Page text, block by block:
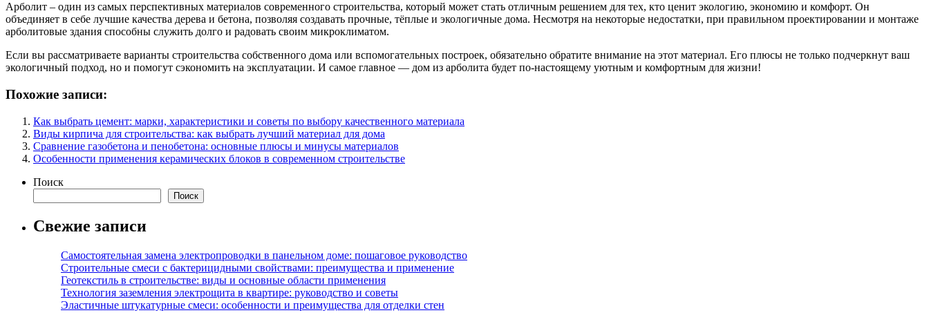
Арболит – один из самых перспективных материалов современного строительства, который может стать отличным решением для тех, кто ценит экологию, экономию и комфорт. Он
объединяет в себе лучшие качества дерева и бетона, позволяя создавать прочные, тёплые и экологичные дома. Несмотря на некоторые недостатки, при правильном проектировании и монтаже
арболитовые здания способны служить долго и радовать своим микроклиматом.
Если вы рассматриваете варианты строительства собственного дома или вспомогательных построек, обязательно обратите внимание на этот материал. Его плюсы не только подчеркнут ваш
экологичный подход, но и помогут сэкономить на эксплуатации. И самое главное — дом из арболита будет по-настоящему уютным и комфортным для жизни!
Похожие записи:
Как выбрать цемент: марки, характеристики и советы по выбору качественного материала
Виды кирпича для строительства: как выбрать лучший материал для дома
Сравнение газобетона и пенобетона: основные плюсы и минусы материалов
Особенности применения керамических блоков в современном строительстве
Поиск
Поиск
Свежие записи
Самостоятельная замена электропроводки в панельном доме: пошаговое руководство
Строительные смеси с бактерицидными свойствами: преимущества и применение
Геотекстиль в строительстве: виды и основные области применения
Технология заземления электрощита в квартире: руководство и советы
Эластичные штукатурные смеси: особенности и преимущества для отделки стен